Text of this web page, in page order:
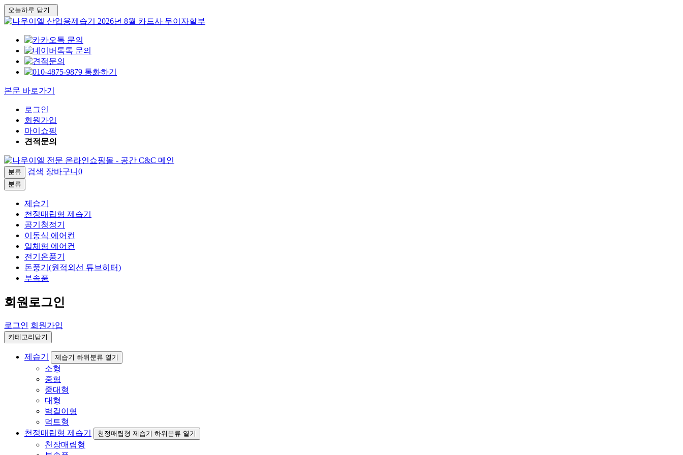
오늘하루 닫기
본문 바로가기
로그인
회원가입
마이쇼핑
견적문의
분류 검색 장바구니 0
분류
제습기
천정매립형 제습기
공기청정기
이동식 에어컨
일체형 에어컨
전기온풍기
돈풍기(원적외선 튜브히터)
부속품
회원로그인
로그인 회원가입
카테고리닫기
제습기 제습기 하위분류 열기
소형
중형
중대형
대형
벽걸이형
덕트형
천정매립형 제습기
천정매립형 제습기 하위분류 열기
천장매립형